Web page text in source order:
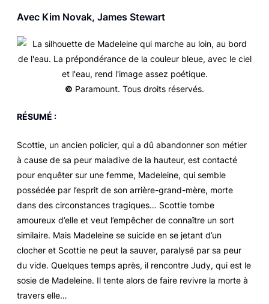
Avec Kim Novak, James Stewart
© Paramount. Tous droits réservés.
RÉSUMÉ :
Scottie, un ancien policier, qui a dû abandonner son métier
à cause de sa peur maladive de la hauteur, est contacté
pour enquêter sur une femme, Madeleine, qui semble
possédée par l’esprit de son arrière-grand-mère, morte
dans des circonstances tragiques… Scottie tombe
amoureux d’elle et veut l’empêcher de connaître un sort
similaire. Mais Madeleine se suicide en se jetant d’un
clocher et Scottie ne peut la sauver, paralysé par sa peur
du vide. Quelques temps après, il rencontre Judy, qui est le
sosie de Madeleine. Il tente alors de faire revivre la morte à
travers elle…